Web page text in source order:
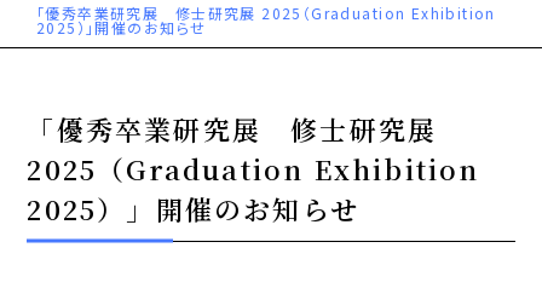
「優秀卒業研究展 修士研究展 2025（Graduation Exhibition
2025）」開催のお知らせ
「優秀卒業研究展 修士研究展
2025（Graduation Exhibition
2025）」開催のお知らせ